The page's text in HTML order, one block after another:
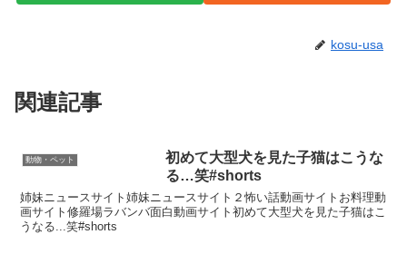
kosu-usa
関連記事
動物・ペット
初めて大型犬を見た子猫はこうな
る…笑#shorts
姉妹ニュースサイト姉妹ニュースサイト２怖い話動画サイトお料理動
画サイト修羅場ラバンバ面白動画サイト初めて大型犬を見た子猫はこ
うなる...笑#shorts